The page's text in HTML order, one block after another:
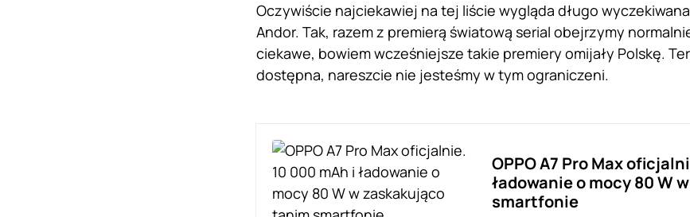
Oczywiście najciekawiej na tej liście wygląda długo
Andor. Tak, razem z premierą światową serial obejrzymy
ciekawe, bowiem wcześniejsze takie premiery omijały Polskę.
dostępna, nareszcie nie jesteśmy w tym ograniczeni.
OPPO A7 Pro Max
ładowanie o mocy 80 W
smartfonie